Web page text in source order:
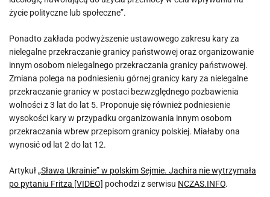
życie polityczne lub społeczne”.
Ponadto zakłada podwyższenie ustawowego zakresu kary za
nielegalne przekraczanie granicy państwowej oraz organizowanie
innym osobom nielegalnego przekraczania granicy państwowej.
Zmiana polega na podniesieniu górnej granicy kary za nielegalne
przekraczanie granicy w postaci bezwzględnego pozbawienia
wolności z 3 lat do lat 5. Proponuje się również podniesienie
wysokości kary w przypadku organizowania innym osobom
przekraczania wbrew przepisom granicy polskiej. Miałaby ona
wynosić od lat 2 do lat 12.
Artykuł„Sława Ukrainie” w polskim Sejmie. Jachira nie wytrzymała
po pytaniu Fritza [VIDEO] pochodzi z serwisu NCZAS.INFO.